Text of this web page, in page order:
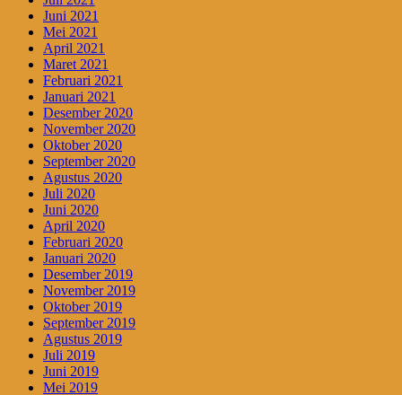
Juni 2021
Mei 2021
April 2021
Maret 2021
Februari 2021
Januari 2021
Desember 2020
November 2020
Oktober 2020
September 2020
Agustus 2020
Juli 2020
Juni 2020
April 2020
Februari 2020
Januari 2020
Desember 2019
November 2019
Oktober 2019
September 2019
Agustus 2019
Juli 2019
Juni 2019
Mei 2019